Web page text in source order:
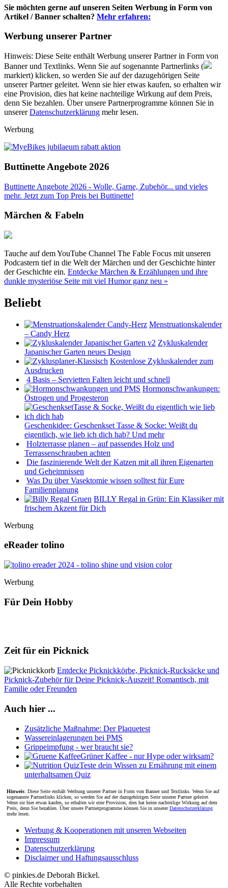
Sie möchten gerne auf unseren Seiten Werbung in Form von
Artikel / Banner schalten? Mehr erfahren:
Werbung unserer Partner
Hinweis: Diese Seite enthält Werbung unserer Partner in Form von
Banner und Textlinks. Wenn Sie auf sogenannte Partnerlinks (
markiert) klicken, so werden Sie auf der dazugehörigen Seite
unserer Partner geleitet. Wenn sie hier etwas kaufen, so erhalten wir
eine Provision, dies hat keine nachteilige Wirkung auf dem Preis,
denn Sie bezahlen. Über unsere Partnerprogramme können Sie in
unsererDatenschutzerklärung mehr lesen.
Werbung
Buttinette Angebote 2026
Buttinette Angebote 2026 - Wolle, Garne, Zubehör... und vieles
mehr. Jetzt zum Top Preis bei Buttinette!
Märchen & Fabeln
Tauche auf dem YouTube Channel The Fable Focus mit unseren
Podcastern tief in die Welt der Märchen und der Geschichte hinter
der Geschichte ein. Entdecke Märchen & Erzählungen und ihre
dunkle mysteriöse Seite mit viel Humor ganz neu »
Beliebt
Menstruationskalender
– Candy Herz
Zykluskalender
Japanischer Garten neues Design
Kostenlose Zykluskalender zum
Ausdrucken
4 Basis – Servietten Falten leicht und schnell
Hormonschwankungen:
Östrogen und Progesteron
Geschenkidee: Geschenkset Tasse & Socke: Weißt du
eigentlich, wie lieb ich dich hab? Und mehr
Holzterrasse planen – auf passendes Holz und
Terrassenschrauben achten
Die faszinierende Welt der Katzen mit all ihren Eigenarten
und Geheimnissen
Was Du über Vasektomie wissen solltest für Eure
Familienplanung
BILLY Regal in Grün: Ein Klassiker mit
frischem Akzent für Dich
Werbung
eReader tolino
Werbung
Für Dein Hobby
Zeit für ein Picknick
Entdecke Picknickkörbe, Picknick-Rucksäcke und
Picknick-Zubehör für Deine Picknick-Auszeit! Romantisch, mit
Familie oder Freunden
Auch hier ...
Zusätzliche Maßnahme: Der Plaquetest
Wassereinlagerungen bei PMS
Grippeimpfung - wer braucht sie?
Grüner Kaffee - nur Hype oder wirksam?
Teste dein Wissen zu Ernährung mit einem
unterhaltsamen Quiz
Hinweis: Diese Seite enthält Werbung unserer Partner in Form von Banner und Textlinks. Wenn Sie auf
sogenannte Partnerlinks klicken, so werden Sie auf der dazugehörigen Seite unserer Partner geleitet.
Wenn sie hier etwas kaufen, so erhalten wir eine Provision, dies hat keine nachteilige Wirkung auf dem
Preis, denn Sie bezahlen. Über unsere Partnerprogramme können Sie in unsererDatenschutzerklärung
mehr lesen.
Werbung & Kooperationen mit unseren Webseiten
Impressum
Datenschutzerklärung
Disclaimer und Haftungsausschluss
© pinkies.de Deborah Bickel.
Alle Rechte vorbehalten